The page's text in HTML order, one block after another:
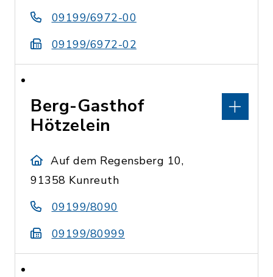
09199/6972-00
09199/6972-02
Berg-Gasthof
Hötzelein
Auf dem Regensberg 10,
91358 Kunreuth
09199/8090
09199/80999